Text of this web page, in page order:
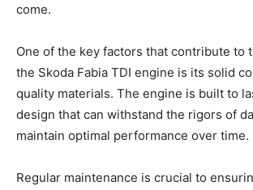
come.
One‍ of ⁤the⁤ key ⁢factors that contribute ⁤to
the Skoda Fabia TDI‌ engine is its solid
quality materials. The⁢ engine is built to
‌design that can withstand the rigors​ of
maintain‍ optimal‌ performance over time.
Regular maintenance is crucial to